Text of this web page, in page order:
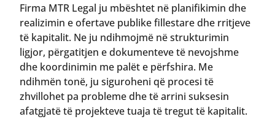
Firma MTR Legal ju mbështet në planifikimin dhe
realizimin e ofertave publike fillestare dhe rritjeve
të kapitalit. Ne ju ndihmojmë në strukturimin
ligjor, përgatitjen e dokumenteve të nevojshme
dhe koordinimin me palët e përfshira. Me
ndihmën tonë, ju siguroheni që procesi të
zhvillohet pa probleme dhe të arrini suksesin
afatgjatë të projekteve tuaja të tregut të kapitalit.